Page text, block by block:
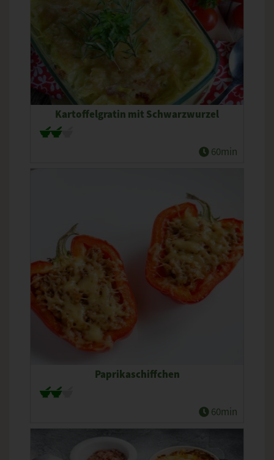
Kartoffelgratin mit Schwarzwurzel
60min
Paprikaschiffchen
60min